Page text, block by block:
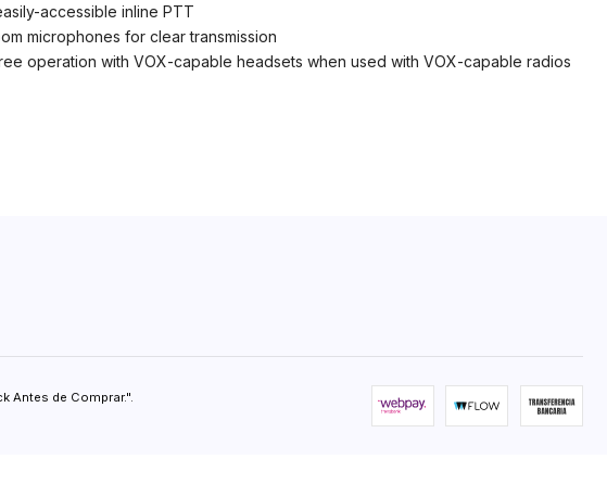
accessible inline PTT
microphones for clear transmission
operation with VOX-capable headsets when used with VOX-capable radios
Antes de Comprar.".